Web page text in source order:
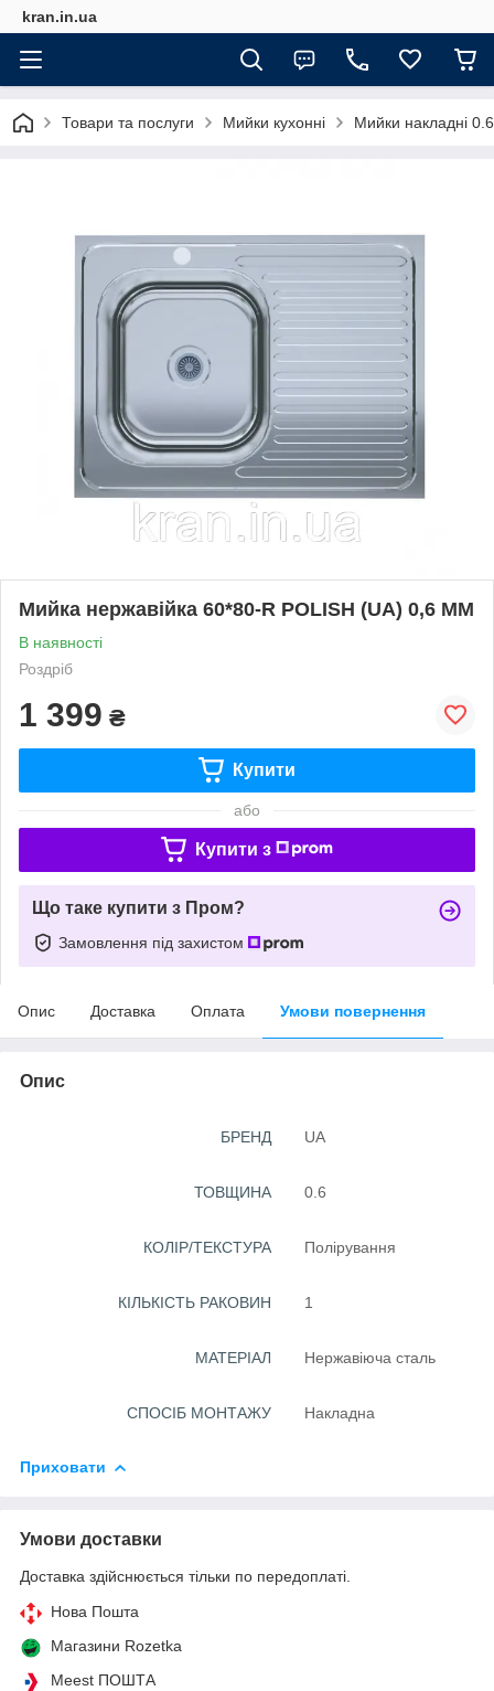
kran.in.ua
Товари та послуги Мийки кухонні Мийки накладні
Мийка нержавійка 60*80-R POLISH (UA) 0,6 ММ
В наявності
Роздріб
1 399 ₴
Купити
або
Купити з
Що таке купити з Пром?
Замовлення під захистом
Опис Доставка Оплата Умови повернення
Опис
БРЕНД UA
ТОВЩИНА 0.6
КОЛІР/ТЕКСТУРА Полірування
КІЛЬКІСТЬ РАКОВИН 1
МАТЕРІАЛ Нержавіюча сталь
СПОСІБ МОНТАЖУ Накладна
Приховати
Умови доставки
Доставка здійснюється тільки по передоплаті.
Нова Пошта
Магазини Rozetka
Meest ПОШТА